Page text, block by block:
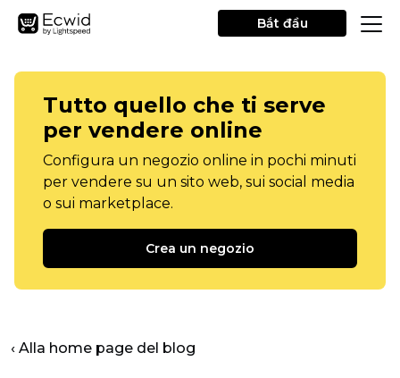
Bắt đầu
Tutto quello che ti serve
per vendere online
Configura un negozio online in pochi minuti
per vendere su un sito web, sui social media
o sui marketplace.
Crea un negozio
‹ Alla home page del blog